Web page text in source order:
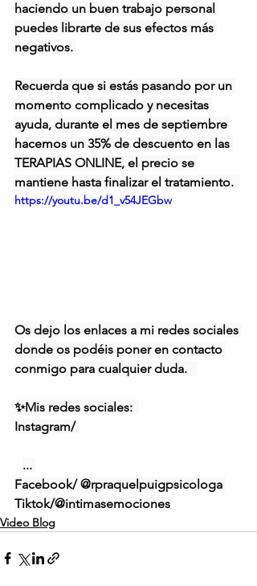
haciendo un buen trabajo personal
puedes librarte de sus efectos más
negativos.
Recuerda que si estás pasando por un
momento complicado y necesitas
ayuda, durante el mes de septiembre
hacemos un 35% de descuento en las
TERAPIAS ONLINE, el precio se
mantiene hasta finalizar el tratamiento.
https://youtu.be/d1_v54JEGbw
Os dejo los enlaces a mi redes sociales
donde os podéis poner en contacto
conmigo para cualquier duda.
✨Mis redes sociales:
Instagram/
...
Facebook/ @rpraquelpuigpsicologa
Tiktok/@intimasemociones
Video Blog